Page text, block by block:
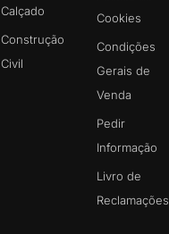
Calçado
Construção
Civil
Cookies
Condições
Gerais de
Venda
Pedir
Informação
Livro de
Reclamações